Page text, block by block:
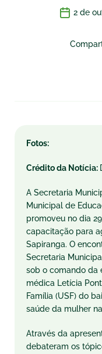
2 de
Fotos:
Crédito da Notícia:
A Secretaria
Municipal de
promoveu no dia
capacitação para
Sapiranga. O
Secretaria
sob o comando da
médica Letícia
Família (USF) do
saúde da mulher
Através da
debateram os